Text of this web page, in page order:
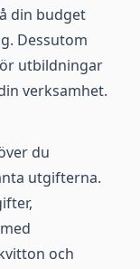
din budget
Dessutom
utbildningar
verksamhet.
du
utgifterna.
och